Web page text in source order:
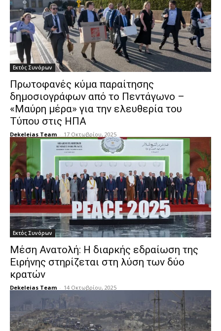
Εκτός Συνόρων
Πρωτοφανές κύμα παραίτησης
δημοσιογράφων από το Πεντάγωνο –
«Μαύρη μέρα» για την ελευθερία του
Τύπου στις ΗΠΑ
Dekeleias Team - 17 Οκτωβρίου, 2025
Εκτός Συνόρων
Μέση Ανατολή: Η διαρκής εδραίωση της
Ειρήνης στηρίζεται στη λύση των δύο
κρατών
Dekeleias Team - 14 Οκτωβρίου, 2025